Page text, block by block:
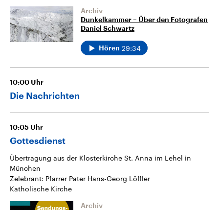
Archiv
Dunkelkammer – Über den Fotografen
Daniel Schwartz
Hören 29:34
10:00 Uhr
Die Nachrichten
10:05 Uhr
Gottesdienst
Übertragung aus der Klosterkirche St. Anna im Lehel in
München
Zelebrant: Pfarrer Pater Hans-Georg Löffler
Katholische Kirche
Archiv